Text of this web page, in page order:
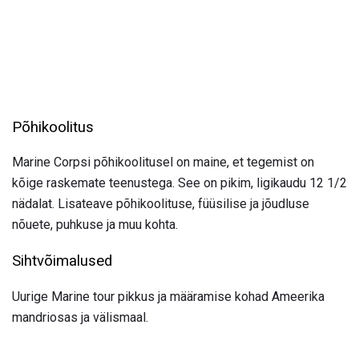
Põhikoolitus
Marine Corpsi põhikoolitusel on maine, et tegemist on
kõige raskemate teenustega. See on pikim, ligikaudu 12 1/2
nädalat. Lisateave põhikoolituse, füüsilise ja jõudluse
nõuete, puhkuse ja muu kohta.
Sihtvõimalused
Uurige Marine tour pikkus ja määramise kohad Ameerika
mandriosas ja välismaal.